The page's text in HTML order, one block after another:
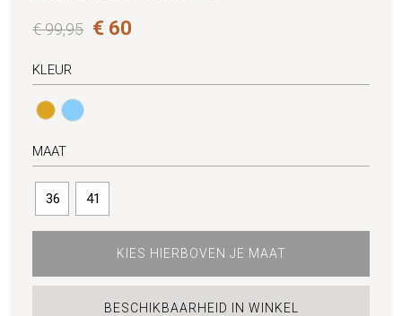
€ 99,95 € 60
KLEUR
MAAT
36 41
KIES HIERBOVEN JE MAAT
BESCHIKBAARHEID IN WINKEL